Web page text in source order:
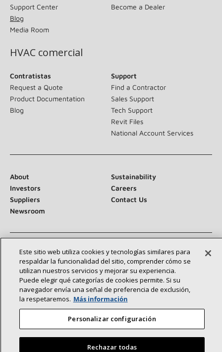
Support Center
Blog
Media Room
Become a Dealer
HVAC comercial
Contratistas
Request a Quote
Product Documentation
Blog
Support
Find a Contractor
Sales Support
Tech Support
Revit Files
National Account Services
About
Sustainability
Investors
Careers
Suppliers
Contact Us
Newsroom
Conéctese con nosotros:
©2026 Lennox International Inc.
Site Map
Este sitio web utiliza cookies y tecnologías similares para
respaldar la funcionalidad del sitio, comprender cómo se
utilizan nuestros servicios y mejorar su experiencia.
Puede elegir qué categorías de cookies permite. Si su
navegador envía una señal de preferencia de exclusión,
la respetaremos. Más información
Personalizar configuración
Rechazar todas